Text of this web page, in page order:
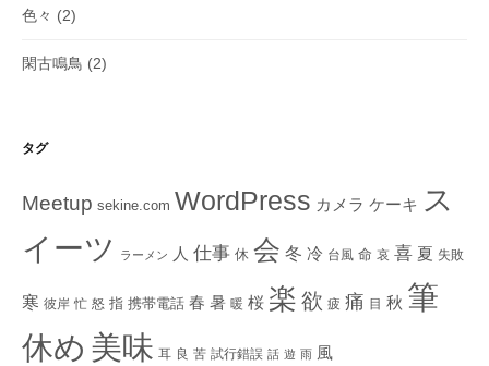
色々 (2)
閑古鳴鳥 (2)
タグ
Meetup sekine.com WordPress カメラ ケーキ ス
イーツ
ラーメン 人 仕事 休 会 冬 冷 台風 命 哀 喜 夏 失敗
寒 彼岸 忙 怒 指 携帯電話 春 暑 暖 桜 楽 欲 疲 痛 目 秋 筆
休め 美味 耳 良 苦 試行錯誤 話 遊 雨 風